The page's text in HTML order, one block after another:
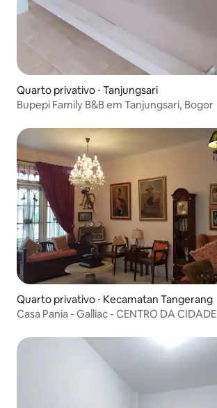
Quarto privativo ⋅ Tanjungsari
Bupepi Family B&B em Tanjungsari, Bogor
Quarto privativo ⋅ Kecamatan Tangerang
Casa Pania - Galliac - CENTRO DA CIDADE